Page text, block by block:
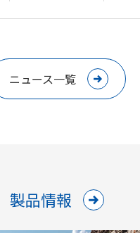
ニュース一覧
製品情報